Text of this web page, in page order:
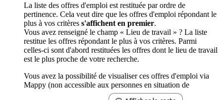
La liste des offres d'emploi est restituée par ordre de
pertinence. Cela veut dire que les offres d'emploi répondant le
plus à vos critères s'affichent en premier.
Vous avez renseigné le champ « Lieu de travail » ? La liste
restitue les offres répondant le plus à vos critères. Parmi
celles-ci sont d'abord restituées les offres dont le lieu de travail
est le plus proche de votre recherche.
Vous avez la possibilité de visualiser ces offres d'emploi via
Mappy (non accessible aux personnes en situation de